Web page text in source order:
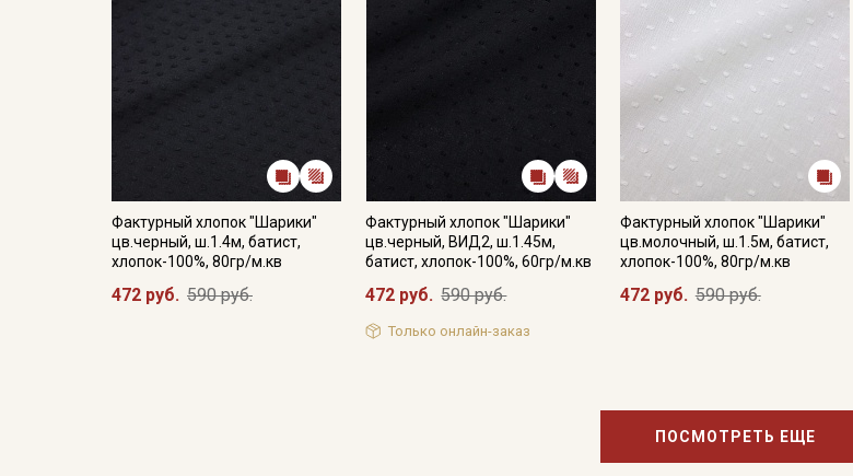
Фактурный хлопок "Шарики"
цв.черный, ш.1.4м, батист,
хлопок-100%, 80гр/м.кв
472 руб. 590 руб.
Фактурный хлопок "Шарики"
цв.черный, ВИД2, ш.1.45м,
батист, хлопок-100%, 60гр/м.кв
472 руб. 590 руб.
Только онлайн-заказ
Фактурный хлопок "Шарики"
цв.молочный, ш.1.5м, батист,
хлопок-100%, 80гр/м.кв
472 руб. 590 руб.
ПОСМОТРЕТЬ ЕЩЕ